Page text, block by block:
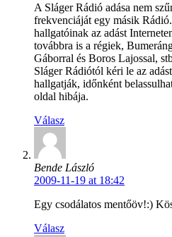
A Sláger Rádió adása nem
frekvenciáját egy másik
hallgatóinak az adást
továbbra is a régiek,
Gáborral és Boros Lajossal,
Sláger Rádiótól kéri le az
hallgatják, időnként
oldal hibája.
Válasz
Bende László
2009-11-19 at 18:42
Egy csodálatos mentőöv!:)
Válasz